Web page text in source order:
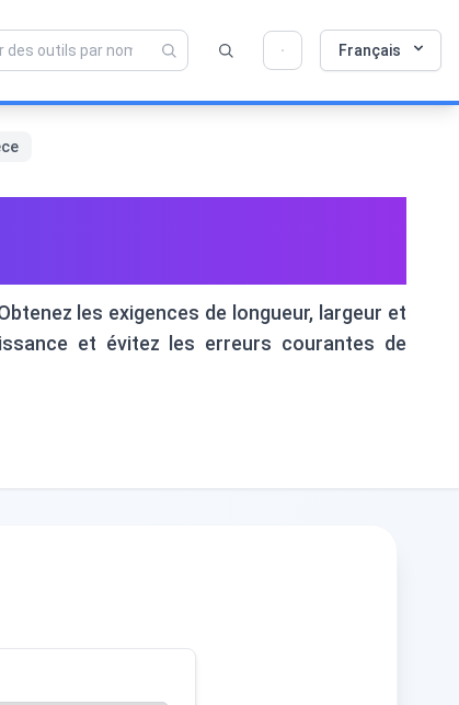
Français
les exigences de longueur, largeur et
et évitez les erreurs courantes de
💡 Aimez-vous cet outil ? Aidez-nous à le
rendre encore meilleur !
×
Cliquez pour ouvrir →